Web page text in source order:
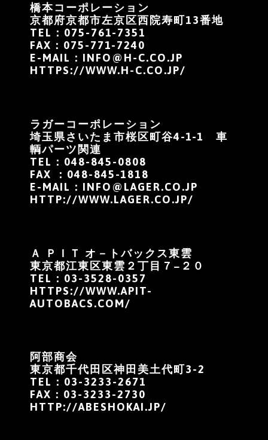
橋本コーポレーション
京都府京都市左京区西院寿町13番地
TEL：075-761-7351
FAX：075-771-7240
E-MAIL： INFO@H-C.CO.JP
HTTPS://WWW.H-C.CO.JP/
ラガーコーポレーション
埼玉県さいたま市桜区町谷4-1-1 車
輌パーツ関連
TEL：048-845-0808
FAX ：048-845-1818
E-MAIL： INFO@LAGER.CO.JP
HTTP://WWW.LAGER.CO.JP/
Ａ ＰＩＴ オ－トバックス東雲
東京都江東区東雲２丁目７−２０
TEL： 03-3528-0357
HTTPS://WWW.APIT-
AUTOBACS.COM/
阿部商会
東京都千代田区神田美土代町3-2
TEL：03-3233-2671
FAX：03-3233-2730
HTTP://ABESHOKAI.JP/